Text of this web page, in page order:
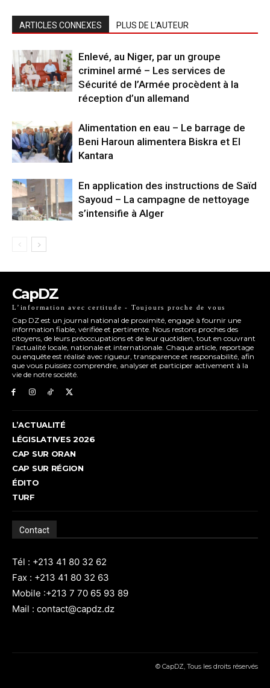
ARTICLES CONNEXES PLUS DE L'AUTEUR
Enlevé, au Niger, par un groupe
criminel armé – Les services de
Sécurité de l’Armée procèdent à la
réception d’un allemand
Alimentation en eau – Le barrage de
Beni Haroun alimentera Biskra et El
Kantara
En application des instructions de Saïd
Sayoud – La campagne de nettoyage
s’intensifie à Alger
CapDZ
L’information avec certitude - Toujours proche de vous
Cap DZ est un journal national de proximité, engagé à fournir une
information fiable, vérifiée et pertinente. Nous restons proches des
citoyens, de leurs préoccupations et de leur quotidien, tout en couvrant
l’actualité locale, nationale et internationale. Chaque article, reportage
ou enquête est réalisé avec rigueur, transparence et responsabilité, afin
que vous puissiez comprendre, analyser et participer activement à la
vie de notre société.
L’ACTUALITÉ
LÉGISLATIVES 2026
CAP SUR ORAN
CAP SUR RÉGION
ÉDITO
TURF
Contact
Tél : +213 41 80 32 62
Fax : +213 41 80 32 63
Mobile :+213 7 70 65 93 89
Mail : contact@capdz.dz
© CapDZ, Tous les droits réservés